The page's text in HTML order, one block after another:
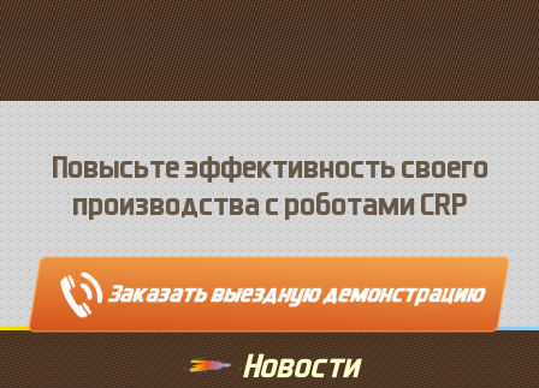
Повысьте эффективность своего
производства с роботами CRP
Новости